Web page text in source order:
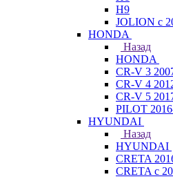
H9
JOLION с
HONDA
Назад
HONDA
CR-V 3
CR-V 4
CR-V 5
PILOT
HYUNDAI
Назад
HYUNDAI
CRETA
CRETA с